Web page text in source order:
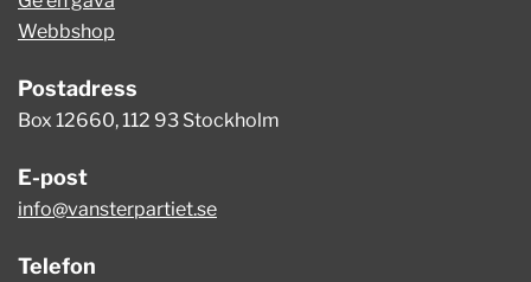
Webbshop
Postadress
Box 12660, 112 93 Stockholm
E-post
info@vansterpartiet.se
Telefon